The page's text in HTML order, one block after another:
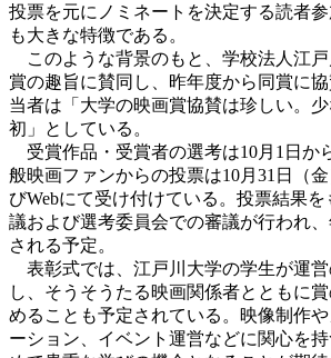
投票を元にノミネートを決定する読者
も大きな特徴である。
このような背景のもと、学校法人江
賞の趣旨に賛同し、昨年度から同賞に
当者は「大学の映画賞協賛は珍しい。
初」としている。
受賞作品・受賞者の選考は10月1日か
般映画ファンからの投票は10月31日（
びWebにて受け付けている。投票結果
議および選考委員会での審議が行われ
される予定。
表彰式では、江戸川大学の学生が運営
し、そうそうたる映画関係者とともに
めることも予定されている。映像制作
ーション、イベント運営などに関心を